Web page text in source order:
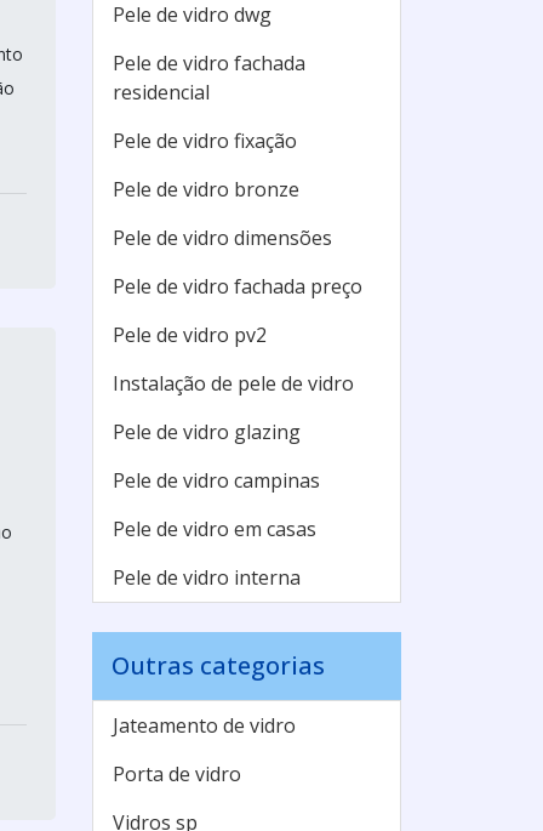
Pele de vidro dwg
Pele de vidro fachada
residencial
Pele de vidro fixação
Pele de vidro bronze
Pele de vidro dimensões
Pele de vidro fachada preço
Pele de vidro pv2
Instalação de pele de vidro
Pele de vidro glazing
Pele de vidro campinas
Pele de vidro em casas
Pele de vidro interna
Outras categorias
Jateamento de vidro
Porta de vidro
Vidros sp